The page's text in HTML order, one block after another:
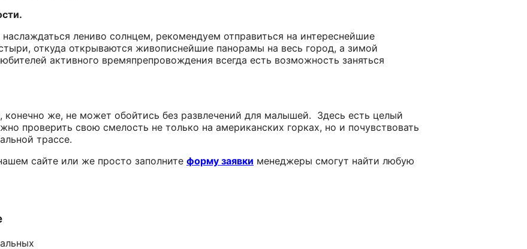
лениво солнцем, рекомендуем отправиться на интереснейшие
откуда открываются живописнейшие панорамы на весь город, а зимой
активного времяпрепровождения всегда есть возможность заняться
конечно же, не может обойтись без развлечений для малышей. Здесь есть целый
проверить свою смелость не только на американских горках, но и почувствовать
трассе.
сайте или же просто заполните форму заявки менеджеры смогут найти любую